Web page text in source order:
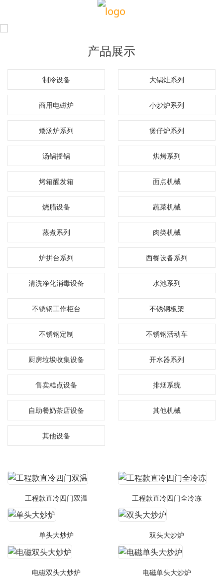
产品展示
制冷设备 大锅灶系列
商用电磁炉 小炒炉系列
矮汤炉系列 煲仔炉系列
汤锅摇锅 烘烤系列
烤箱醒发箱 面点机械
烧腊设备 蔬菜机械
蒸煮系列 肉类机械
炉拼台系列 西餐设备系列
清洗净化消毒设备 水池系列
不锈钢工作柜台 不锈钢板架
不锈钢定制 不锈钢活动车
厨房垃圾收集设备 开水器系列
售卖糕点设备 排烟系统
自助餐奶茶店设备 其他机械
其他设备
工程款直冷四门双温 工程款直冷四门全冷冻
单头大炒炉 双头大炒炉
电磁双头大炒炉 电磁单头大炒炉